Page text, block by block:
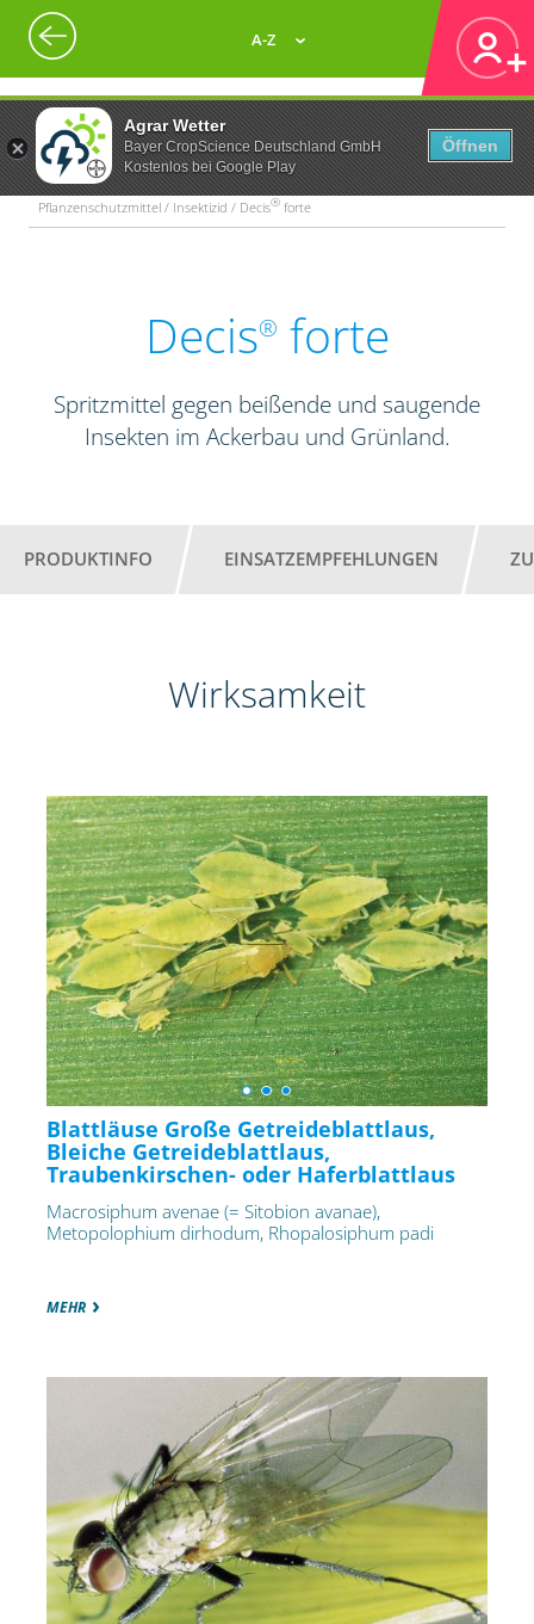
Agrar Wetter
Bayer CropScience Deutschland GmbH
Kostenlos bei Google Play
Öffnen
A-Z
Pflanzenschutzmittel / Insektizid / Decis® forte
Decis® forte
Spritzmittel gegen beißende und saugende
Insekten im Ackerbau und Grünland.
PRODUKTINFO EINSATZEMPFEHLUNGEN
Wirksamkeit
Blattläuse Große Getreideblattlaus,
Bleiche Getreideblattlaus,
Traubenkirschen- oder Haferblattlaus
Macrosiphum avenae (= Sitobion avanae),
Metopolophium dirhodum, Rhopalosiphum padi
MEHR